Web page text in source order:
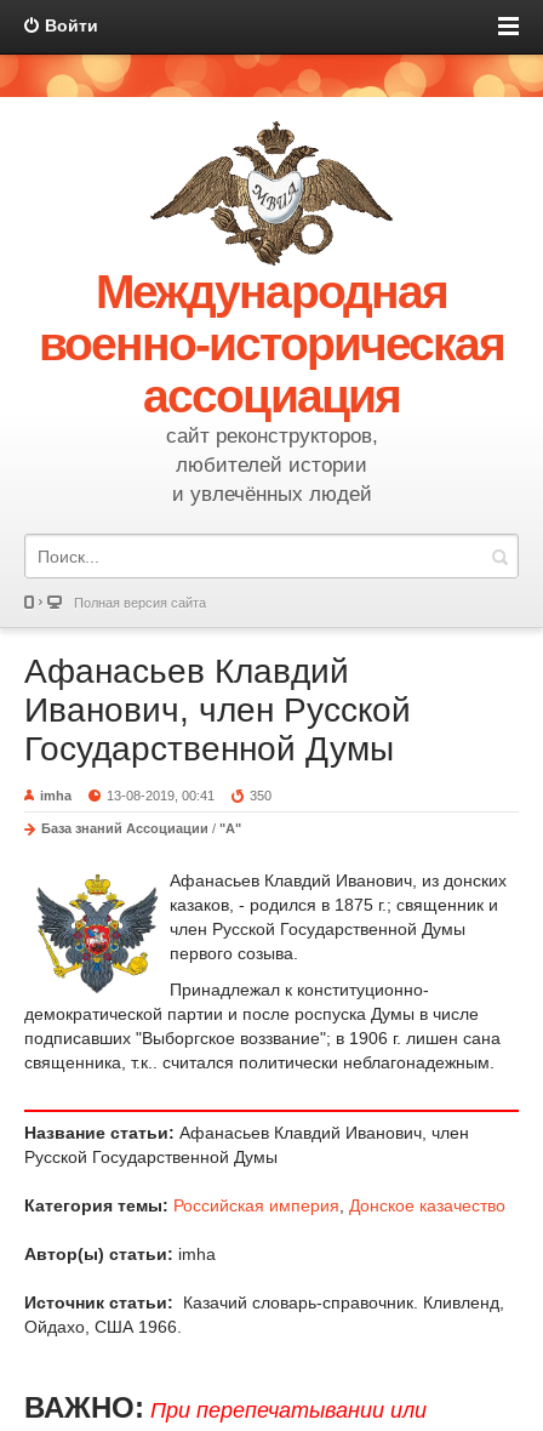
Войти
Международная
военно-историческая
ассоциация
сайт реконструкторов,
любителей истории
и увлечённых людей
Полная версия сайта
Афанасьев Клавдий
Иванович, член Русской
Государственной Думы
imha 13-08-2019, 00:41 350
База знаний Ассоциации / "А"
Афанасьев Клавдий Иванович, из донских
казаков, - родился в 1875 г.; священник и
член Русской Государственной Думы
первого созыва.
Принадлежал к конституционно-
демократической партии и после роспуска Думы в числе
подписавших "Выборгское воззвание"; в 1906 г. лишен сана
священника, т.к.. считался политически неблагонадежным.
Название статьи: Афанасьев Клавдий Иванович, член
Русской Государственной Думы
Категория темы: Российская империя, Донское казачество
Автор(ы) статьи: imha
Источник статьи:
Казачий словарь-справочник. Кливленд,
Ойдахо, США 1966.
ВАЖНО: При перепечатывании или